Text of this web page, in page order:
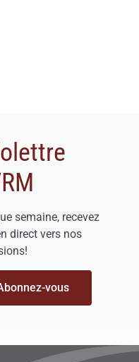
semaine, recevez
direct vers nos
vous